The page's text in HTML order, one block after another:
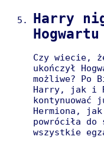
Harry
Hogwartu
Czy wiecie,
ukończył
możliwe? Po
Harry, jak i
Hermiona,
powróciła do
wszystkie